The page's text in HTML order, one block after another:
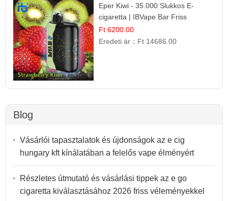
Eper Kiwi - 35.000 Slukkos E-
cigaretta | IBVape Bar Friss
Gyümölcs Ízek
Ft 6200.00
Eredeti ár： Ft 14686.00
Blog
Vásárlói tapasztalatok és újdonságok az e cig
hungary kft kínálatában a felelős vape élményért
Részletes útmutató és vásárlási tippek az e go
cigaretta kiválasztásához 2026 friss véleményekkel